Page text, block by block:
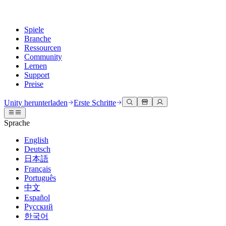
Spiele
Branche
Ressourcen
Community
Lernen
Support
Preise
Unity Engine
Erstellen Sie 2D- und 3D-Spiele für jede Plattform
Zusammenarbeit
Schnell mit Ihrem Team zusammenarbeiten und iterieren
Unity herunterladen
Abonnements und Preise
Bereitstellen
Multiplattform
3D-Zusammenarbeit
Erstellen und überprüfen Sie 3D-Projekte in Echtzeit
Immersive Schulung
In immersiven Umgebungen trainieren
Kundenerlebnisse
Interaktive 3D-Erlebnisse erstellen
Branchen
Fertigung
Dokumentation
Entwicklertools
Versionsfreigaben und Fehlerverfolgung
Roadmap
Bevorstehende Funktionen überprüfen
Glossar
Diskussionen
Veranstaltungen
Globale und lokale Veranstaltungen
Gemeinschaftsgeschichten
Made with Unity
Präsentation von Unity-Schöpfern
Unity Learn
Meistern Sie Unity-Fähigkeiten kostenlos
Professionelles Training
Verbessern Sie Ihr Team mit Unity-Trainern
Neu bei Unity
Erste Schritte
Beginnen Sie noch heute mit dem Lernen
Unity Essential Pathways
Hilfe erhalten
Wir helfen Ihnen, mit Unity erfolgreich zu sein
Erfolgspläne
Erreichen Sie Ihre Ziele schneller mit Expertenunterstützung
FAQ
Antworten auf häufige Fragen
Kontakt aufnehmen
Verbinden Sie sich mit unserem Team
Unity herunterladen Erste Schritte
Sprache
English
Deutsch
日本語
Français
Português
中文
Español
Русский
한국어